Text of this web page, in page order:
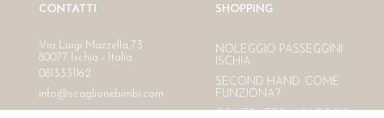
CONTATTI
Via Luigi Mazzella,73
80077 Ischia - Italia
0813331162
info@scaglionebimbi.com
SHOPPING
NOLEGGIO PASSEGGINI
ISCHIA
SECOND HAND. COME
FUNZIONA?